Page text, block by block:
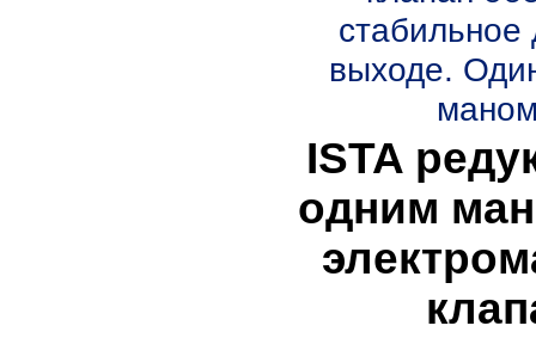
стабильное
выходе.
ISTA
одним